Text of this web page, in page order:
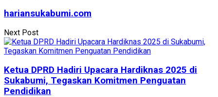
hariansukabumi.com
Next Post
Ketua DPRD Hadiri Upacara Hardiknas 2025 di
Sukabumi, Tegaskan Komitmen Penguatan
Pendidikan